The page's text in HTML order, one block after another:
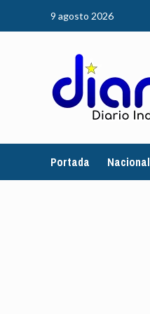
9 agosto 2026
Portada Nacional